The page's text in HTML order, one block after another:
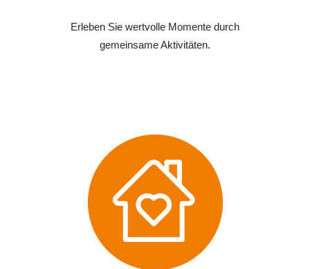
Erleben Sie wertvolle Momente durch
gemeinsame Aktivitäten.